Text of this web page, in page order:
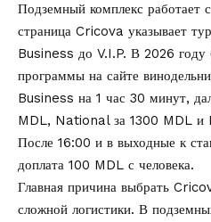
Подземный комплекс работает
страница Cricova указывает
Business до V.I.P. В 2026 году
программы на сайте
Business на 1 час 30 минут,
MDL, National за 1300 MDL и
После 16:00 и в выходные к
доплата 100 MDL с человека.
Главная причина выбрать
сложной логистики. В